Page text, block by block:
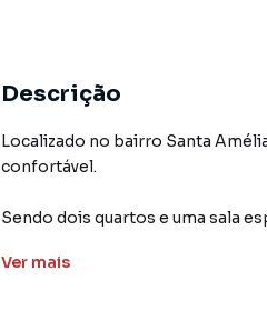
Descrição
Localizado no bairro Santa Amélia é a oportunidade perfeita para quem deseja um lar
confortável.
Sendo dois quartos e uma sala
Ver mais